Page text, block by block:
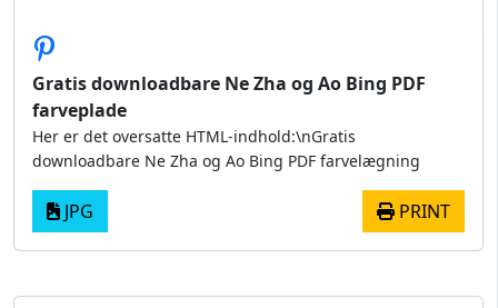
Gratis downloadbare Ne Zha og Ao Bing PDF
farveplade
Her er det oversatte HTML-indhold:\nGratis
downloadbare Ne Zha og Ao Bing PDF farvelægning
JPG PRINT